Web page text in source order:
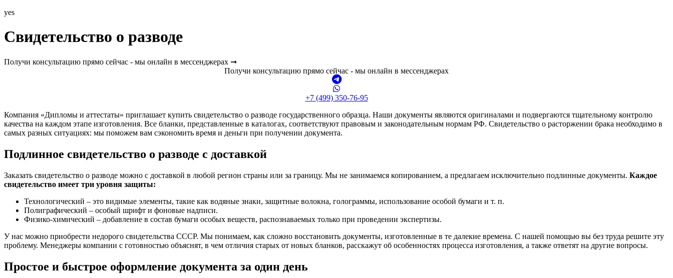
yes
Свидетельство о разводе
Получи консультацию прямо сейчас - мы онлайн в мессенджерах ➞
Получи консультацию прямо сейчас - мы онлайн в мессенджерах
+7 (499) 350-76-95
Компания «Дипломы и аттестаты» приглашает купить свидетельство о разводе государственного образца. Наши документы являются оригиналами и подвергаются тщательному контролю
качества на каждом этапе изготовления. Все бланки, представленные в каталогах, соответствуют правовым и законодательным нормам РФ. Свидетельство о расторжении брака необходимо в
самых разных ситуациях: мы поможем вам сэкономить время и деньги при получении документа.
Подлинное свидетельство о разводе с доставкой
Заказать свидетельство о разводе можно с доставкой в любой регион страны или за границу. Мы не занимаемся копированием, а предлагаем исключительно подлинные документы. Каждое
свидетельство имеет три уровня защиты:
Технологический – это видимые элементы, такие как водяные знаки, защитные волокна, голограммы, использование особой бумаги и т. п.
Полиграфический – особый шрифт и фоновые надписи.
Физико-химический – добавление в состав бумаги особых веществ, распознаваемых только при проведении экспертизы.
У нас можно приобрести недорого свидетельства СССР. Мы понимаем, как сложно восстановить документы, изготовленные в те далекие времена. С нашей помощью вы без труда решите эту
проблему. Менеджеры компании с готовностью объяснят, в чем отличия старых от новых бланков, расскажут об особенностях процесса изготовления, а также ответят на другие вопросы.
Простое и быстрое оформление документа за один день